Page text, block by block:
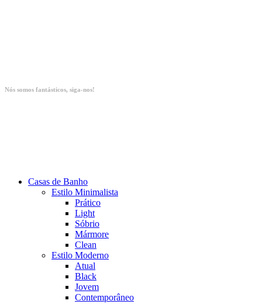
Nós somos fantásticos, siga-nos!
Casas de Banho
Estilo Minimalista
Prático
Light
Sóbrio
Mármore
Clean
Estilo Moderno
Atual
Black
Jovem
Contemporâneo